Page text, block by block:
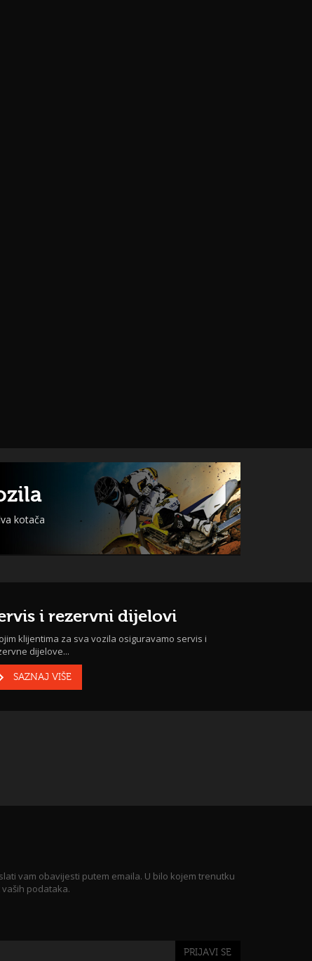
kotača
i rezervni dijelovi
klijentima za sva vozila osiguravamo servis i
dijelove...
SAZNAJ VIŠE
vam obavijesti putem emaila. U bilo kojem trenutku
podataka.
PRIJAVI SE